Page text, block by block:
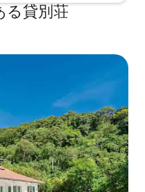
る貸別荘